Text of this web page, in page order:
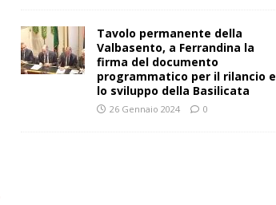
Tavolo permanente della
Valbasento, a Ferrandina la
firma del documento
programmatico per il rilancio e
lo sviluppo della Basilicata
26 Gennaio 2024 0